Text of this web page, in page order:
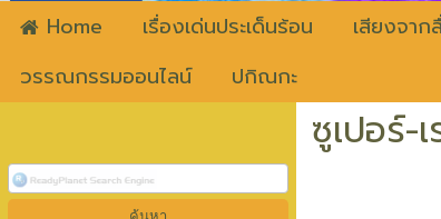
Home เรื่องเด่นประเด็นร้อน เสียงจาก
วรรณกรรมออนไลน์
ปกิณกะ
ซูเปอร์-เ